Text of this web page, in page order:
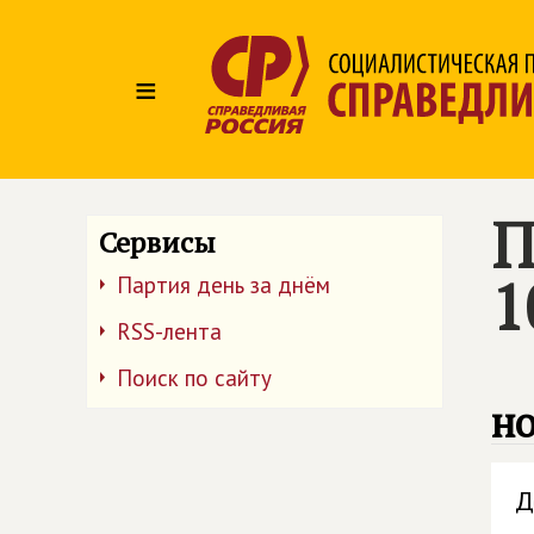
≡
Сервисы
Партия день за днём
RSS-лента
Поиск по сайту